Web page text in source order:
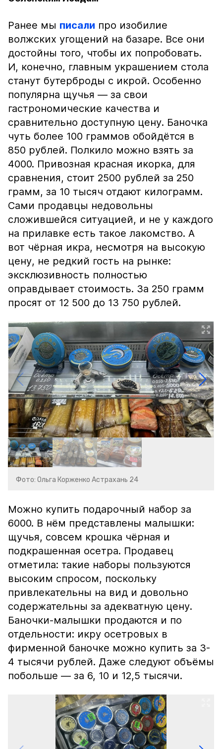
Ранее мы писали про изобилие
волжских угощений на базаре. Все они
достойны того, чтобы их попробовать.
И, конечно, главным украшением стола
станут бутерброды с икрой. Особенно
популярна щучья — за свои
гастрономические качества и
сравнительно доступную цену. Баночка
чуть более 100 граммов обойдётся в
850 рублей. Полкило можно взять за
4000. Привозная красная икорка, для
сравнения, стоит 2500 рублей за 250
грамм, за 10 тысяч отдают килограмм.
Сами продавцы недовольны
сложившейся ситуацией, и не у каждого
на прилавке есть такое лакомство. А
вот чёрная икра, несмотря на высокую
цену, не редкий гость на рынке:
эксклюзивность полностью
оправдывает стоимость. За 250 грамм
просят от 12 500 до 13 750 рублей.
Фото: Ольга Корженко Астрахань 24
Можно купить подарочный набор за
6000. В нём представлены малышки:
щучья, совсем крошка чёрная и
подкрашенная осетра. Продавец
отметила: такие наборы пользуются
высоким спросом, поскольку
привлекательны на вид и довольно
содержательны за адекватную цену.
Баночки-малышки продаются и по
отдельности: икру осетровых в
фирменной баночке можно купить за 3-
4 тысячи рублей. Даже следуют объёмы
побольше — за 6, 10 и 12,5 тысячи.